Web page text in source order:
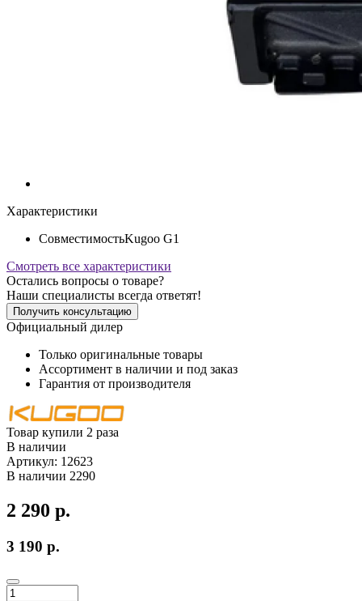
Характеристики
СовместимостьKugoo G1
Смотреть все характеристики
Остались вопросы о товаре?
Наши специалисты всегда ответят!
Получить консультацию
Официальный дилер
Только оригинальные товары
Ассортимент в наличии и под заказ
Гарантия от производителя
Товар купили 2 раза
В наличии
Артикул: 12623
В наличии 2290
2 290 р.
3 190 р.